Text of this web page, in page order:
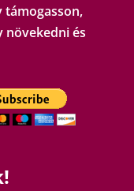
növekedni és